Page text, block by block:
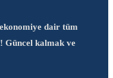
dair tüm
Güncel kalmak ve